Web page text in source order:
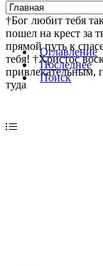
†Бог любит тебя
пошел на крест за
прямой путь к
тебя! †Христос
привлекательным,
туда
Оглавление
Последнее
Поиск